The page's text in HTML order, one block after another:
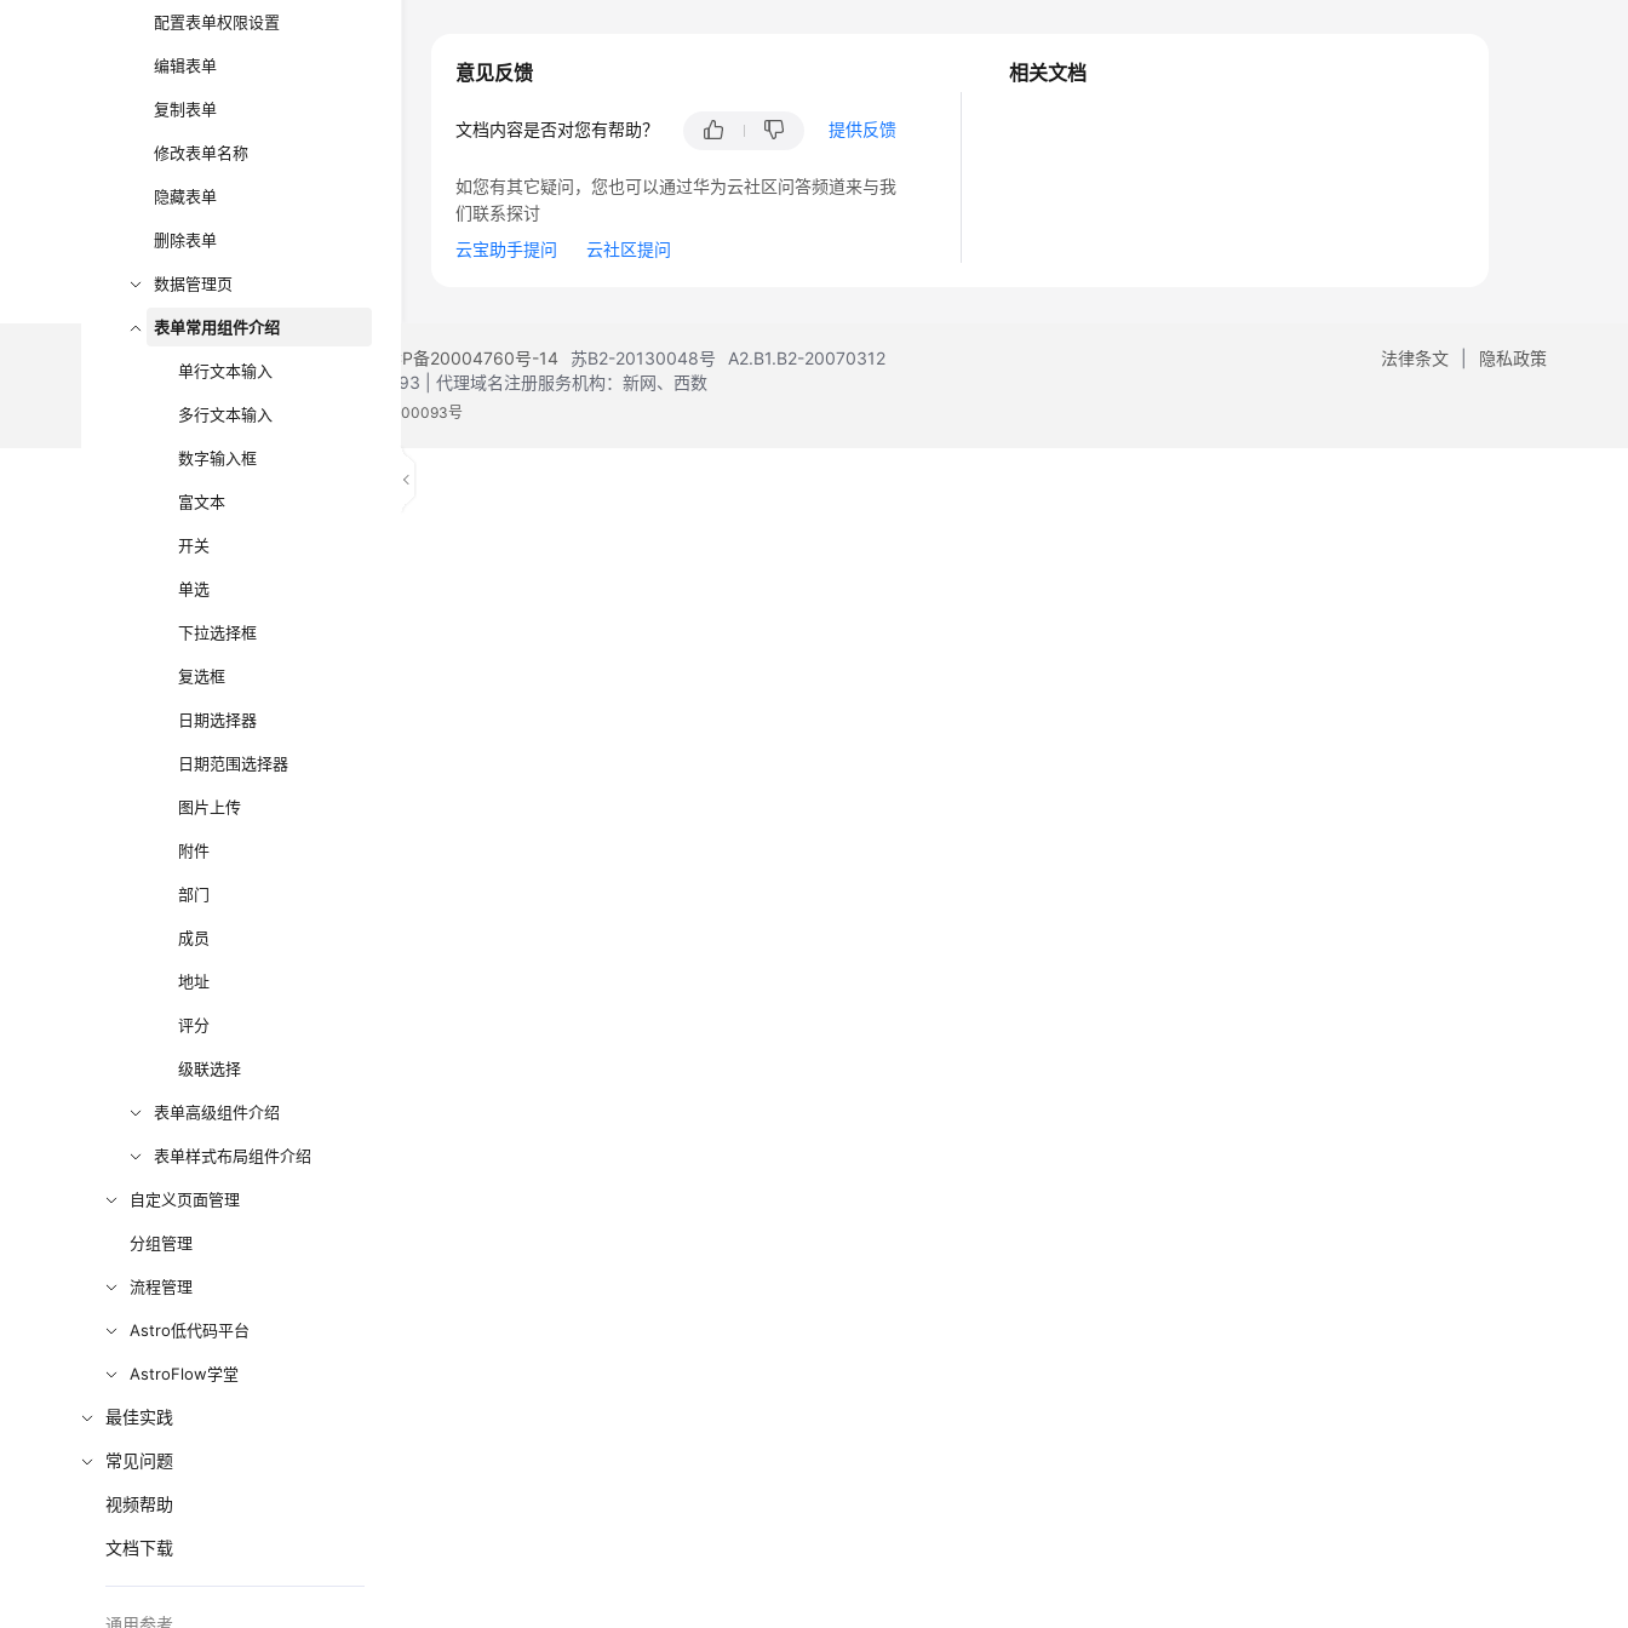
配置表单权限设置
编辑表单
复制表单
修改表单名称
隐藏表单
删除表单
数据管理页
表单常用组件介绍
单行文本输入
多行文本输入
数字输入框
富文本
开关
单选
下拉选择框
复选框
日期选择器
日期范围选择器
图片上传
附件
部门
成员
地址
评分
级联选择
表单高级组件介绍
表单样式布局组件介绍
自定义页面管理
分组管理
流程管理
Astro低代码平台
AstroFlow学堂
最佳实践
常见问题
视频帮助
文档下载
通用参考
相关文档
意见反馈
文档内容是否对您有帮助？ 提供反馈
如您有其它疑问，您也可以通过华为云社区问答频道来与我
们联系探讨
云宝助手提问
云社区提问
法律条文 隐私政策
黔ICP备20004760号-14 苏B2-20130048号
A2.B1.B2-20070312
增值电信业务经营许可证：B1.B2-20200593 | 代理域名注册服务机构：新网、西数
电子营业执照 贵公网安备 52990002000093号